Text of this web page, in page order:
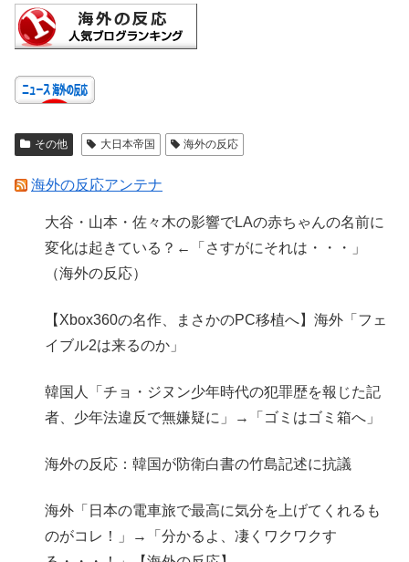
その他 大日本帝国 海外の反応
海外の反応アンテナ
大谷・山本・佐々木の影響でLAの赤ちゃんの名前に
変化は起きている？←「さすがにそれは・・・」
（海外の反応）
【Xbox360の名作、まさかのPC移植へ】海外「フェ
イブル2は来るのか」
韓国人「チョ・ジヌン少年時代の犯罪歴を報じた記
者、少年法違反で無嫌疑に」→「ゴミはゴミ箱へ」
海外の反応：韓国が防衛白書の竹島記述に抗議
海外「日本の電車旅で最高に気分を上げてくれるも
のがコレ！」→「分かるよ、凄くワクワクす